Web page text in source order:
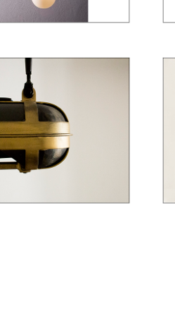
ILUMINACIÓN